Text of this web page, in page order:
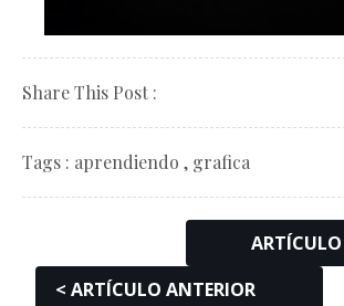
Share This Post :
Tags : aprendiendo , grafica
< ARTÍCULO ANTERIOR